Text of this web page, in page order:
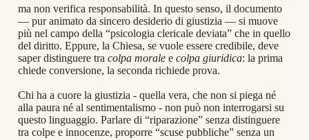
ma non verifica responsabilità. In questo senso, il documento
— pur animato da sincero desiderio di giustizia — si muove
più nel campo della “psicologia clericale deviata” che in quello
del diritto. Eppure, la Chiesa, se vuole essere credibile, deve
saper distinguere tra colpa morale e colpa giuridica: la prima
chiede conversione, la seconda richiede prova.
Chi ha a cuore la giustizia - quella vera, che non si piega né
alla paura né al sentimentalismo - non può non interrogarsi su
questo linguaggio. Parlare di “riparazione” senza distinguere
tra colpe e innocenze, proporre “scuse pubbliche” senza un